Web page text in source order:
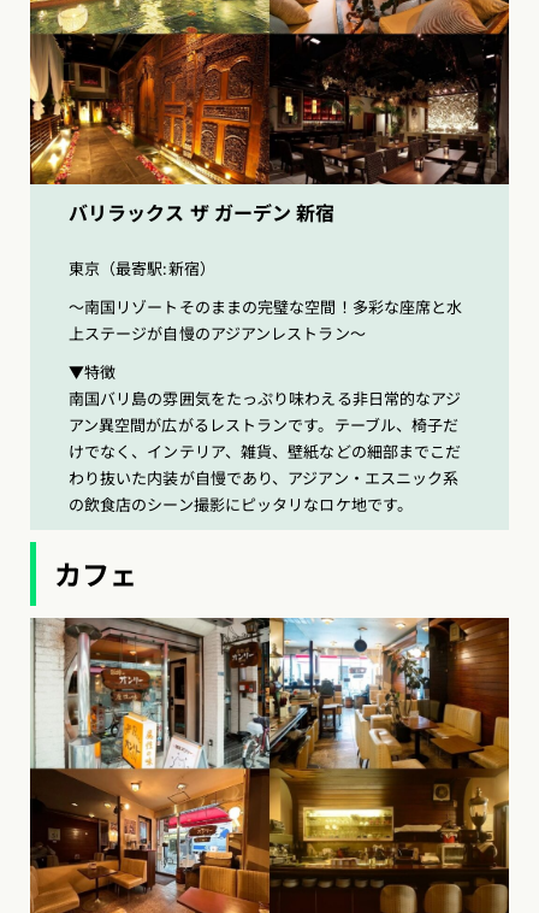
バリラックス ザ ガーデン 新宿
東京（最寄駅:新宿）
〜南国リゾートそのままの完璧な空間！多彩な座席と水
上ステージが自慢のアジアンレストラン〜
▼特徴
南国バリ島の雰囲気をたっぷり味わえる非日常的なアジ
アン異空間が広がるレストランです。テーブル、椅子だ
けでなく、インテリア、雑貨、壁紙などの細部までこだ
わり抜いた内装が自慢であり、アジアン・エスニック系
の飲食店のシーン撮影にピッタリなロケ地です。
カフェ